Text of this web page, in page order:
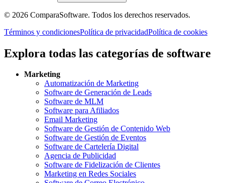
© 2026 ComparaSoftware. Todos los derechos reservados.
Términos y condicionesPolítica de privacidadPolítica de cookies
Explora todas las categorías de software
Marketing
Automatización de Marketing
Software de Generación de Leads
Software de MLM
Software para Afiliados
Email Marketing
Software de Gestión de Contenido Web
Software de Gestión de Eventos
Software de Cartelería Digital
Agencia de Publicidad
Software de Fidelización de Clientes
Marketing en Redes Sociales